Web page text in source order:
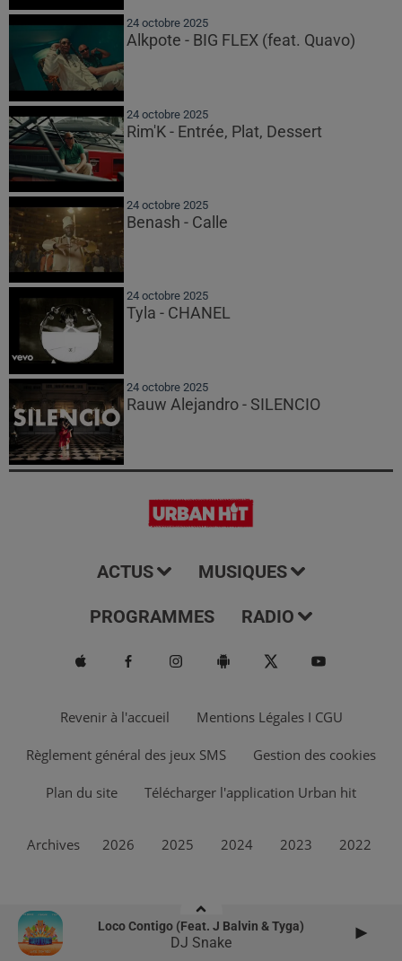
Loco Contigo (feat. J Balvin & Tyga)
DJ Snake
24 octobre 2025
Alkpote - BIG FLEX (feat. Quavo)
24 octobre 2025
Rim'K - Entrée, Plat, Dessert
24 octobre 2025
Benash - Calle
24 octobre 2025
Tyla - CHANEL
24 octobre 2025
Rauw Alejandro - SILENCIO
ACTUS MUSIQUES
PROGRAMMES RADIO
Revenir à l'accueil Mentions Légales I CGU
Règlement général des jeux SMS Gestion des cookies
Plan du site Télécharger l'application Urban hit
Archives 2026 2025 2024 2023 2022